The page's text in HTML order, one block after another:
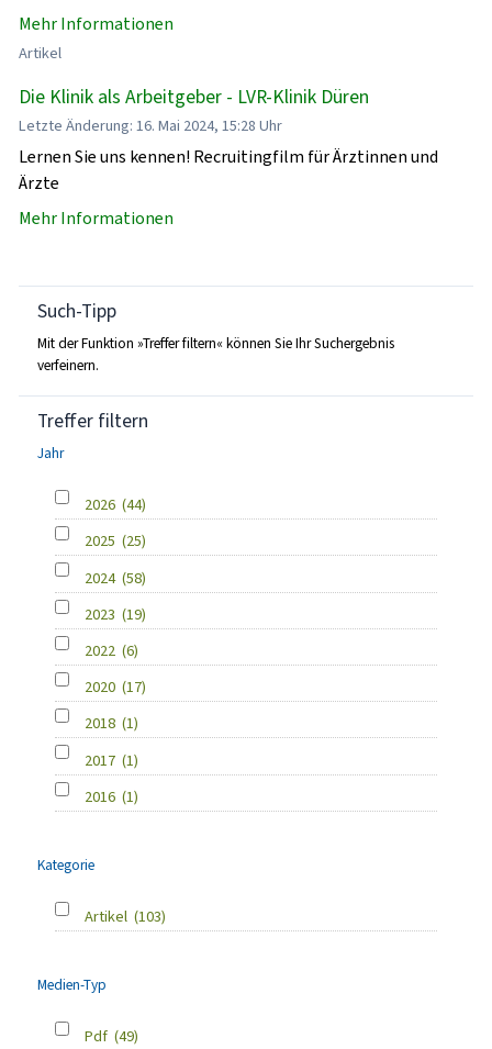
Mehr Informationen
Artikel
Die Klinik als Arbeitgeber - LVR-Klinik Düren
Letzte Änderung: 16. Mai 2024, 15:28 Uhr
Lernen Sie uns kennen! Recruitingfilm für Ärztinnen und
Ärzte
Mehr Informationen
Such-Tipp
Mit der Funktion »Treffer filtern« können Sie Ihr Suchergebnis
verfeinern.
Treffer filtern
Jahr
2026 (44)
2025 (25)
2024 (58)
2023 (19)
2022 (6)
2020 (17)
2018 (1)
2017 (1)
2016 (1)
Kategorie
Artikel (103)
Medien-Typ
Pdf (49)